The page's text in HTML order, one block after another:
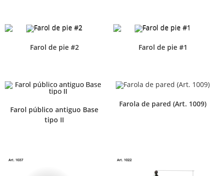
Farol de pie #2 Farol de pie #1
Farol público antiguo Base
tipo II
Farola de pared (Art. 1009)